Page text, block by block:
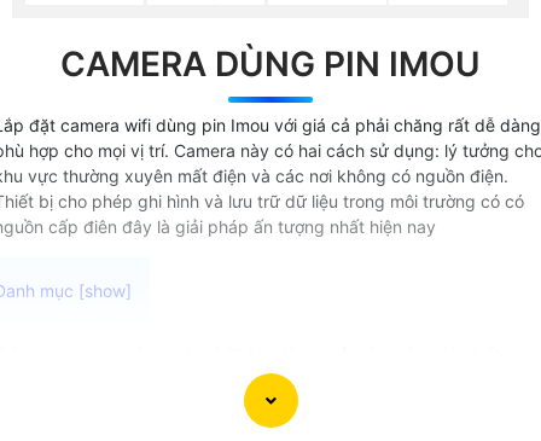
CAMERA DÙNG PIN IMOU
đặt camera wifi dùng pin Imou với giá cả phải chăng rất dễ
hợp cho mọi vị trí. Camera này có hai cách sử dụng: lý tưởng
vực thường xuyên mất điện và các nơi không có nguồn điện.
bị cho phép ghi hình và lưu trữ dữ liệu trong môi trường có có
cấp điên đây là giải pháp ấn tượng nhất hiện nay
hình ảnh tuyệt vời Kết nối xem trực tiếp qua điện
mọi lúc mọi nơi. Nét độc đáo hơn của camera có pin